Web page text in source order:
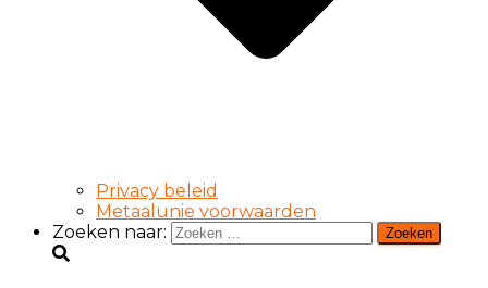
Privacy beleid
Metaalunie voorwaarden
Zoeken naar: